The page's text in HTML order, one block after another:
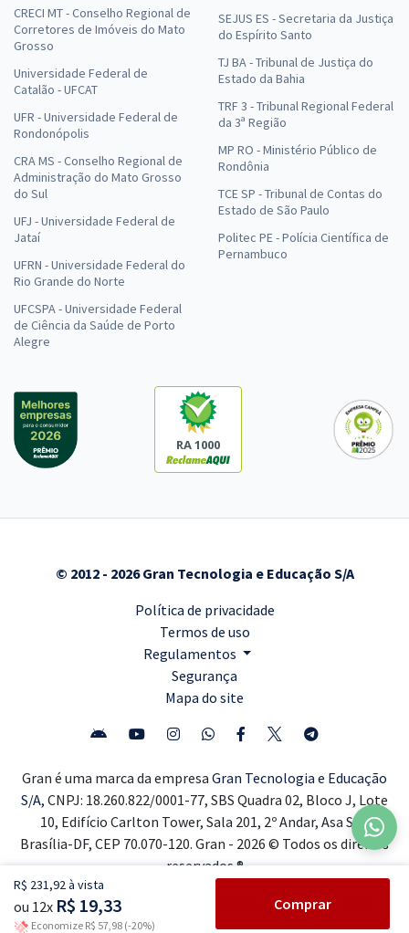
R$ 231,92 à vista
ou 12x R$ 19,33
Economize R$ 57,98 (-20%)
Comprar
CRECI MT - Conselho Regional de
Corretores de Imóveis do Mato
Grosso
Universidade Federal de
Catalão - UFCAT
UFR - Universidade Federal de
Rondonópolis
CRA MS - Conselho Regional de
Administração do Mato Grosso
do Sul
UFJ - Universidade Federal de
Jataí
UFRN - Universidade Federal do
Rio Grande do Norte
UFCSPA - Universidade Federal
de Ciência da Saúde de Porto
Alegre
SEJUS ES - Secretaria da Justiça
do Espírito Santo
TJ BA - Tribunal de Justiça do
Estado da Bahia
TRF 3 - Tribunal Regional Federal
da 3ª Região
MP RO - Ministério Público de
Rondônia
TCE SP - Tribunal de Contas do
Estado de São Paulo
Politec PE - Polícia Científica de
Pernambuco
RA 1000
© 2012 - 2026 Gran Tecnologia e Educação S/A
Política de privacidade
Termos de uso
Regulamentos
Segurança
Mapa do site
Gran é uma marca da empresa Gran Tecnologia e Educação
S/A, CNPJ: 18.260.822/0001-77, SBS Quadra 02, Bloco J, Lote
10, Edifício Carlton Tower, Sala 201, 2º Andar, Asa Sul,
Brasília-DF, CEP 70.070-120. Gran - 2026 © Todos os direitos
reservados ®